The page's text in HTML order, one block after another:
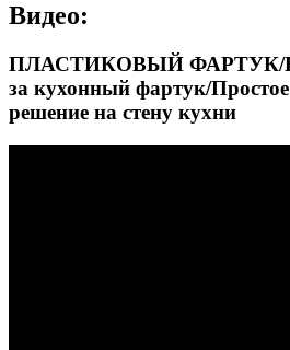
Видео:
ПЛАСТИКОВЫЙ ФАРТУК/Не
за кухонный фартук/
решение на стену кухни